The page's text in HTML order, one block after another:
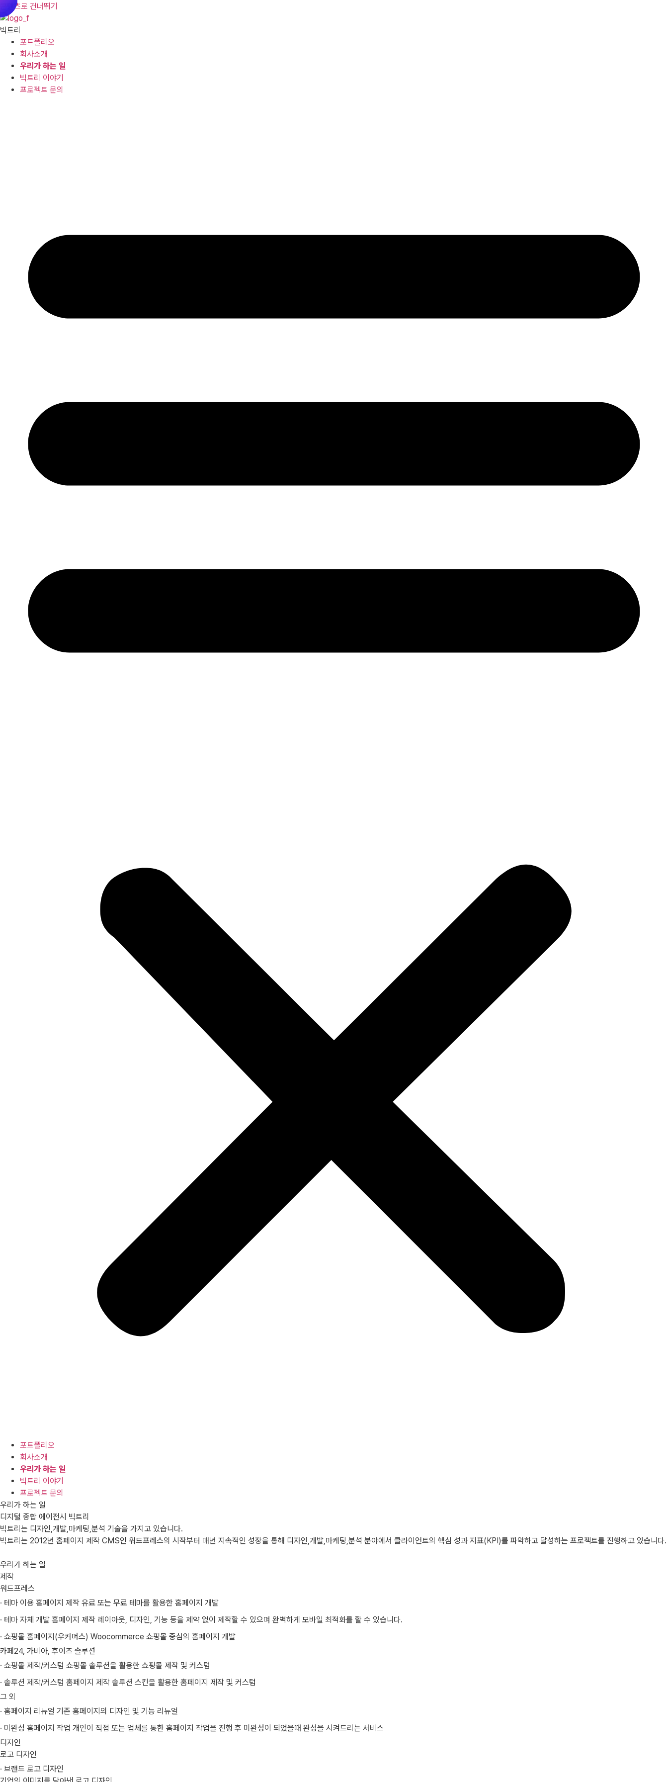
콘텐츠로 건너뛰기
빅트리
포트폴리오
회사소개
우리가 하는 일
빅트리 이야기
프로젝트 문의
포트폴리오
회사소개
우리가 하는 일
빅트리 이야기
프로젝트 문의
우리가 하는 일
디지털 종합 에이전시 빅트리
빅트리는 디자인,개발,마케팅,분석 기술을 가지고 있습니다.
빅트리는 2012년 홈페이지 제작 CMS인 워드프레스의 시작부터 매년 지속적인 성장을 통해 디자인,개발,마케팅,분석 분야에서 클라이언트의 핵심 성과 지표(KPI)를 파악하고 달성하는 프로젝트를 진행하고 있습니다.
우리가 하는 일
제작
워드프레스
· 테마 이용 홈페이지 제작 유료 또는 무료 테마를 활용한 홈페이지 개발
· 테마 자체 개발 홈페이지 제작 레이아웃, 디자인, 기능 등을 제약 없이 제작할 수 있으며 완벽하게 모바일 최적화를 할 수 있습니다.
· 쇼핑몰 홈페이지(우커머스) Woocommerce 쇼핑몰 중심의 홈페이지 개발
카페24, 가비아, 후이즈 솔루션
· 쇼핑몰 제작/커스텀 쇼핑몰 솔루션을 활용한 쇼핑몰 제작 및 커스텀
· 솔루션 제작/커스텀 홈페이지 제작 솔루션 스킨을 활용한 홈페이지 제작 및 커스텀
그 외
· 홈페이지 리뉴얼 기존 홈페이지의 디자인 및 기능 리뉴얼
· 미완성 홈페이지 작업 개인이 직접 또는 업체를 통한 홈페이지 작업을 진행 후 미완성이 되었을때 완성을 시켜드리는 서비스
디자인
로고 디자인
· 브랜드 로고 디자인